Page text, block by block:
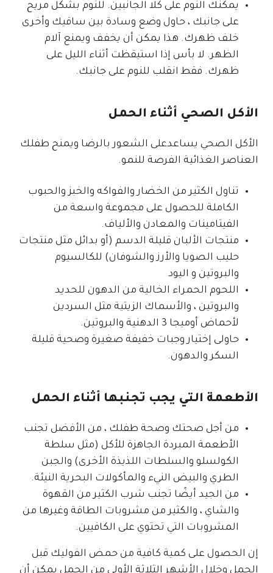
يمكنك النوم على كلا الجانبين. للنوم بشكل مريح
على جانبك ، حاول وضع وسادة بين ساقيك وأخرى
خلف ظهرك. هذا يمكن أن يخفف ويمنع آلام
الظهر. لا بأس إذا استيقظت أثناء الليل على
ظهرك. فقط انقلب للنوم على جانبك.
الأكل الصحي أثناء الحمل
الأكل الصحي يساعدعلى الشعور بالرضا ويمنح طفلك
العناصر الغذائية الفرصة للنمو.
تناول الكثير من الخضار والفواكه والخبز والحبوب
الكاملة للحصول على مجموعة واسعة من
الفيتامينات والمعادن والألياف.
منتجات الألبان قليلة الدسم (أو بدائل مثل منتجات
حليب الصويا والأرز والشوفان) للكالسيوم
والبروتين و اليود
اللحوم الحمراء الخالية من الدهون للحديد
والبروتين ، والأسماك الزيتية مثل السردين
لأحماض أوميجا 3 الدهنية والبروتين.
حاولى إختيار وجبات خفيفة صغيرة وصحية قليلة
السكر والدهون.
الأطعمة التي يجب تجنبها أثناء الحمل
من أجل صحتك وصحة طفلك ، من الأفضل تجنب
الأطعمة المبردة الجاهزة للأكل (مثل سلطة
الكولسلو والسلطات اللذيذة الأخرى) والجبن
الطري والبيض النيء والمأكولات البحرية النيئة.
من الجيد أيضًا تجنب شرب الكثير من القهوة
والشاي ، والكثير من مشروبات الطاقة وغيرها من
المشروبات التي تحتوي على الكافيين.
إن الحصول على كمية كافية من حمض الفوليك قبل
الحمل وخلال الأشهر الثلاثة الأولى من الحمل يمكن أن